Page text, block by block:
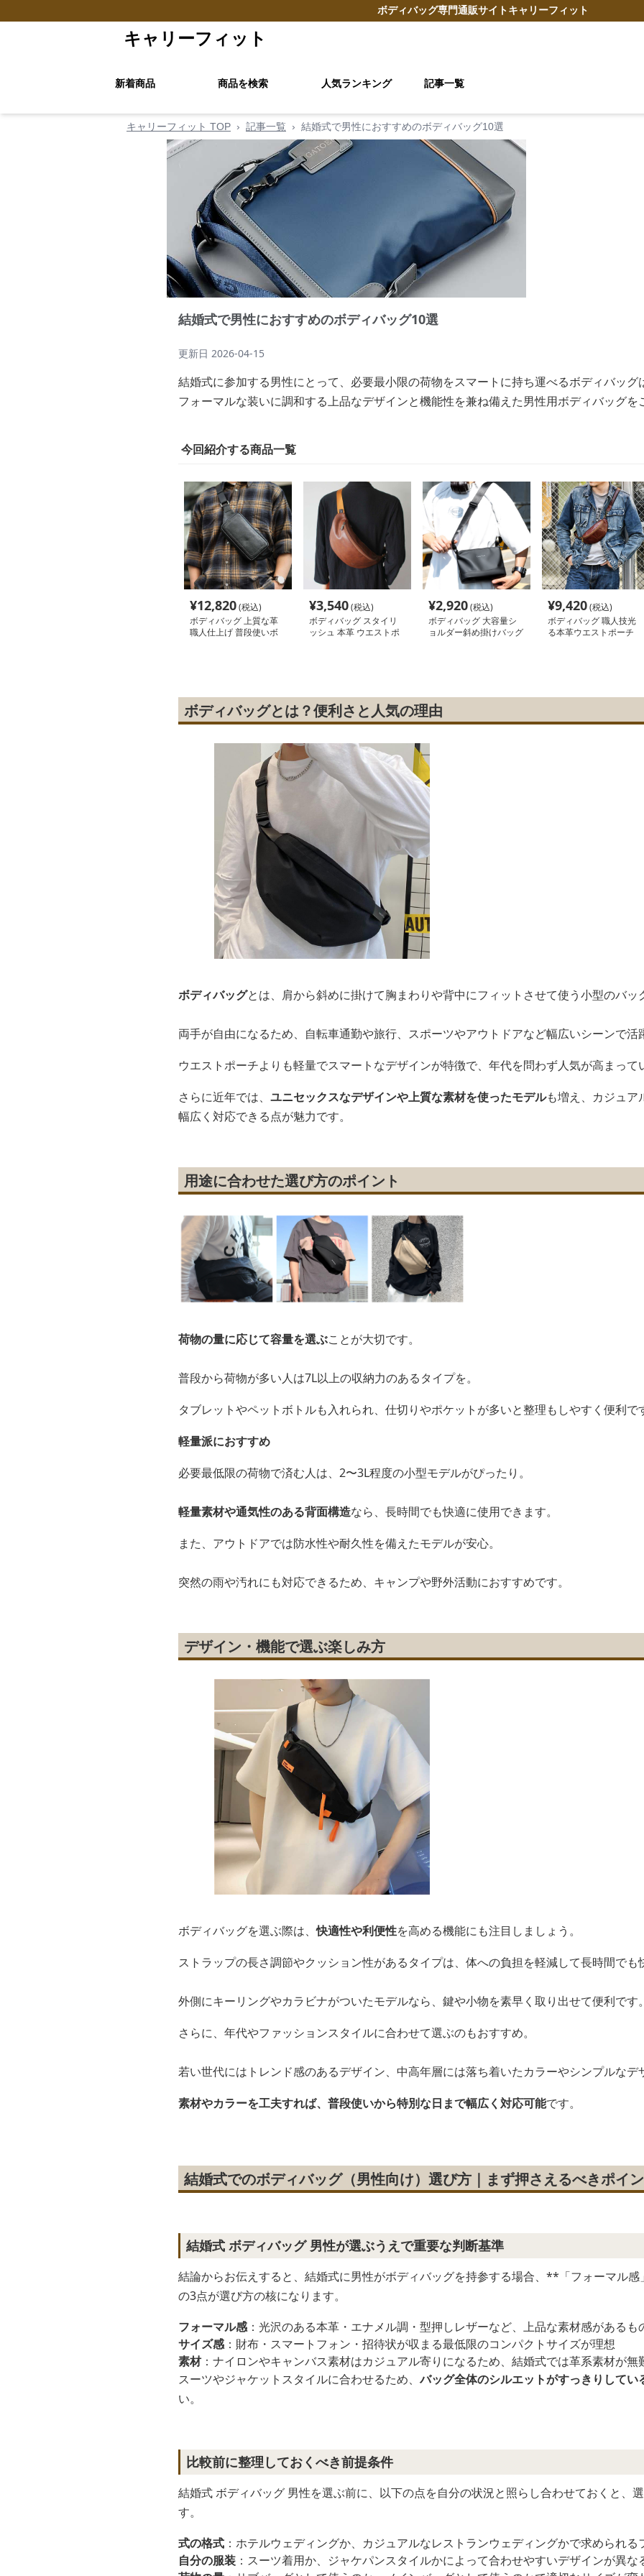
ボディバッグ専門通販サイトキャリーフィット
キャリーフィット
新着商品 商品を検索 人気ランキング 記事一覧
キャリーフィット TOP › 記事一覧 › 結婚式で男性におすすめのボディバッグ10選
結婚式で男性におすすめのボディバッグ10選
更新日 2026-04-15
結婚式に参加する男性にとって、必要最小限の荷物をスマートに持ち運べるボディバッグ
フォーマルな装いに調和する上品なデザインと機能性を兼ね備えた男性用ボディバッグを
今回紹介する商品一覧
¥12,820(税込)
ボディバッグ 上質な革
職人仕上げ 普段使いボ
¥3,540(税込)
ボディバッグ スタイリ
ッシュ 本革 ウエストポ
¥2,920(税込)
ボディバッグ 大容量シ
ョルダー斜め掛けバッグ
¥9,420(税込)
ボディバッグ 職人技光
る本革ウエストポーチ
ボディバッグとは？便利さと人気の理由
ボディバッグとは、肩から斜めに掛けて胸まわりや背中にフィットさせて使う小型のバッ
両手が自由になるため、自転車通勤や旅行、スポーツやアウトドアなど幅広いシーンで活
ウエストポーチよりも軽量でスマートなデザインが特徴で、年代を問わず人気が高まって
さらに近年では、 ユニセックスなデザインや上質な素材を使ったモデルも増え、カジュア
幅広く対応できる点が魅力です。
用途に合わせた選び方のポイント
荷物の量に応じて容量を選ぶことが大切です。
普段から荷物が多い人は7L以上の収納力のあるタイプを。
タブレットやペットボトルも入れられ、仕切りやポケットが多いと整理もしやすく便利で
軽量派におすすめ
必要最低限の荷物で済む人は、2〜3L程度の小型モデルがぴったり。
軽量素材や通気性のある背面構造なら、長時間でも快適に使用できます。
また、アウトドアでは防水性や耐久性を備えたモデルが安心。
突然の雨や汚れにも対応できるため、キャンプや野外活動におすすめです。
デザイン・機能で選ぶ楽しみ方
ボディバッグを選ぶ際は、快適性や利便性を高める機能にも注目しましょう。
ストラップの長さ調節やクッション性があるタイプは、体への負担を軽減して長時間でも
外側にキーリングやカラビナがついたモデルなら、鍵や小物を素早く取り出せて便利です
さらに、年代やファッションスタイルに合わせて選ぶのもおすすめ。
若い世代にはトレンド感のあるデザイン、中高年層には落ち着いたカラーやシンプルなデ
素材やカラーを工夫すれば、普段使いから特別な日まで幅広く対応可能です。
結婚式でのボディバッグ（男性向け）選び方｜まず押さえるべきポイ
結婚式 ボディバッグ 男性が選ぶうえで重要な判断基準
結論からお伝えすると、結婚式に男性がボディバッグを持参する場合、**「フォーマル
の3点が選び方の核になります。
フォーマル感：光沢のある本革・エナメル調・型押しレザーなど、上品な素材感があるも
サイズ感：財布・スマートフォン・招待状が収まる最低限のコンパクトサイズが理想
素材：ナイロンやキャンバス素材はカジュアル寄りになるため、結婚式では革系素材が無
スーツやジャケットスタイルに合わせるため、バッグ全体のシルエットがすっきりしてい
い。
比較前に整理しておくべき前提条件
結婚式 ボディバッグ 男性を選ぶ前に、以下の点を自分の状況と照らし合わせておくと、
す。
式の格式 ：ホテルウェディングか、カジュアルなレストランウェディングかで求められ
自分の服装 ：スーツ着用か、ジャケパンスタイルかによって合わせやすいデザインが異な